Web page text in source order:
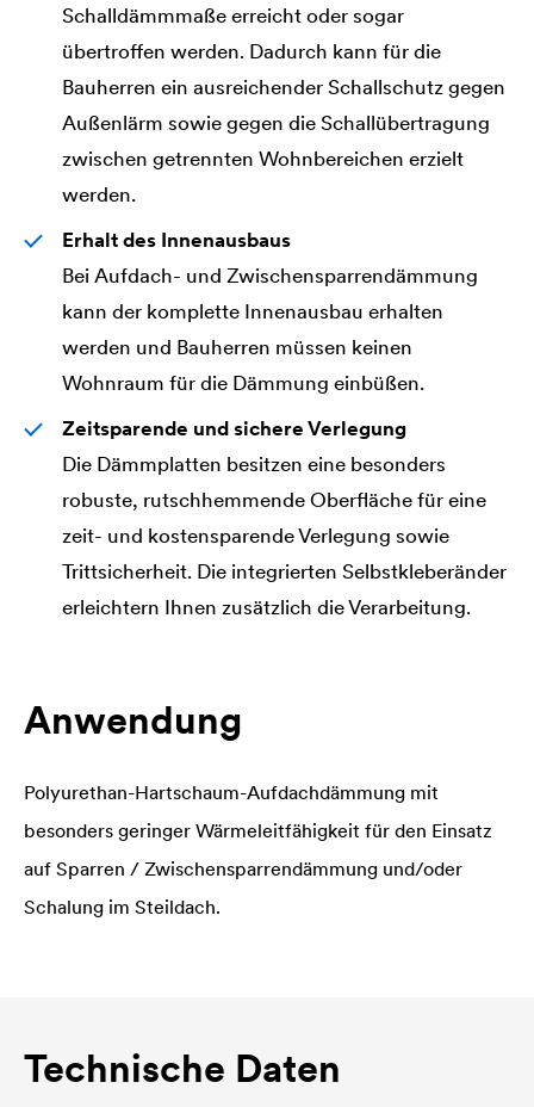
Schalldämmmaße erreicht oder sogar
übertroffen werden. Dadurch kann für die
Bauherren ein ausreichender Schallschutz gegen
Außenlärm sowie gegen die Schallübertragung
zwischen getrennten Wohnbereichen erzielt
werden.
Erhalt des Innenausbaus
Bei Aufdach- und Zwischensparrendämmung
kann der komplette Innenausbau erhalten
werden und Bauherren müssen keinen
Wohnraum für die Dämmung einbüßen.
Zeitsparende und sichere Verlegung
Die Dämmplatten besitzen eine besonders
robuste, rutschhemmende Oberfläche für eine
zeit- und kostensparende Verlegung sowie
Trittsicherheit. Die integrierten Selbstkleberänder
erleichtern Ihnen zusätzlich die Verarbeitung.
Anwendung
Polyurethan-Hartschaum-Aufdachdämmung mit
besonders geringer Wärmeleitfähigkeit für den Einsatz
auf Sparren / Zwischensparrendämmung und/oder
Schalung im Steildach.
Technische Daten